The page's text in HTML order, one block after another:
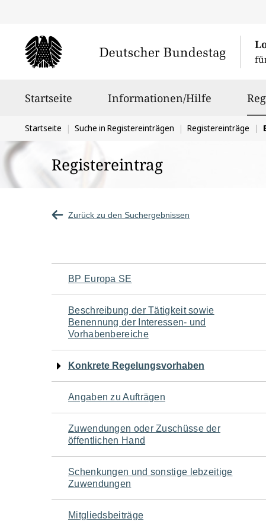
Startseite Informationen/Hilfe
Sie
befinden
sich
hier:
Startseite Suche in Registereinträgen Registereinträge
Registereintrag
Zurück zu den Suchergebnissen
Navigation
für
den
Seiteninhalt
BP Europa SE
Beschreibung der Tätigkeit sowie
Benennung der Interessen- und
Vorhabenbereiche
Konkrete Regelungsvorhaben
Angaben zu Aufträgen
Zuwendungen oder Zuschüsse der
öffentlichen Hand
Schenkungen und sonstige lebzeitige
Zuwendungen
Mitgliedsbeiträge